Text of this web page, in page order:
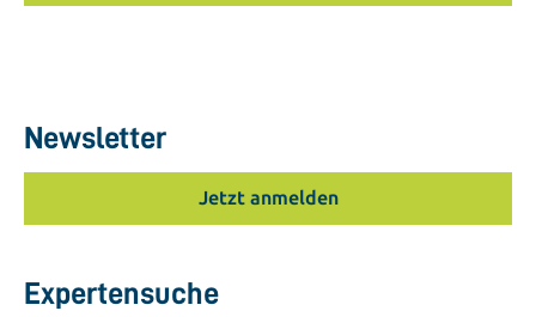
Newsletter
Jetzt anmelden
Expertensuche